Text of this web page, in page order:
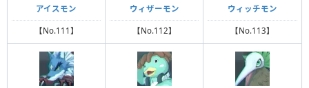
アイスモン
【No.111】
ウィザーモン
【No.112】
ウィッチモン
【No.113】